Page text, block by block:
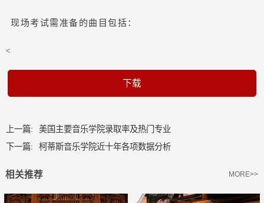
现场考试需准备的曲目包括：
<
下载
上一篇:
美国主要音乐学院录取率及热门专业
下一篇:
柯蒂斯音乐学院近十年各项数据分析
相关推荐 MORE>>